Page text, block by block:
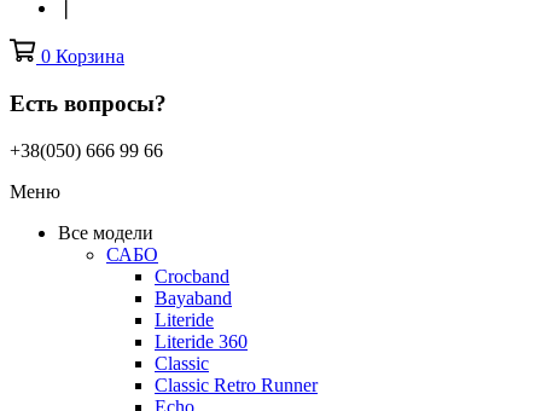
0 Корзина
Есть вопросы?
+38(050) 666 99 66
Меню
Все модели
САБО
Crocband
Bayaband
Literide
Literide 360
Classic
Classic Retro Runner
Echo